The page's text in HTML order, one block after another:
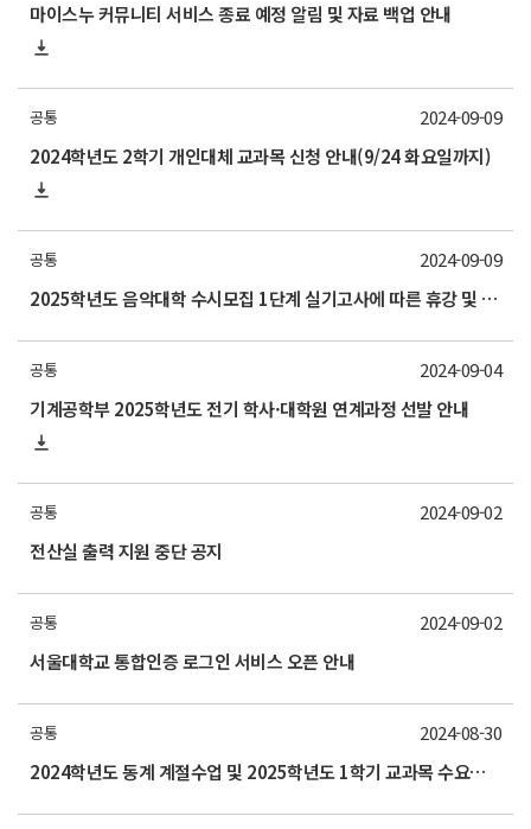
마이스누 커뮤니티 서비스 종료 예정 알림 및 자료 백업 안내
공통
2024학년도 2학기 개인대체 교과목 신청 안내(9/24 화요일까지)
2024-09-09
공통
2025학년도 음악대학 수시모집 1단계 실기고사에 따른 휴강 및 출입통제 안내
2024-09-09
공통
기계공학부 2025학년도 전기 학사·대학원 연계과정 선발 안내
2024-09-04
공통
전산실 출력 지원 중단 공지
2024-09-02
공통
서울대학교 통합인증 로그인 서비스 오픈 안내
2024-09-02
공통
2024학년도 동계 계절수업 및 2025학년도 1학기 교과목 수요조사 실시 안내
2024-08-30